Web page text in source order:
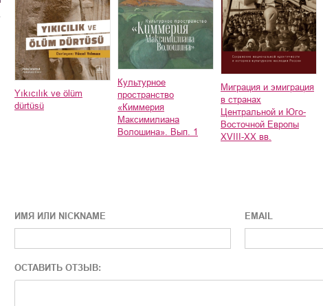
Yıkıcılık ve ölüm
dürtüsü
Культурное
пространство
«Киммерия
Максимилиана
Волошина». Вып. 1
Миграция и эмиграция
в странах
Центральной и Юго-
Восточной Европы
XVIII-XX вв.
ИМЯ ИЛИ NICKNAME EMAIL
ОСТАВИТЬ ОТЗЫВ: